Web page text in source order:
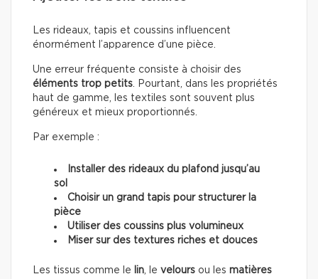
Les rideaux, tapis et coussins influencent
énormément l’apparence d’une pièce.
Une erreur fréquente consiste à choisir des
éléments trop petits. Pourtant, dans les propriétés
haut de gamme, les textiles sont souvent plus
généreux et mieux proportionnés.
Par exemple :
Installer des rideaux du plafond jusqu’au
sol
Choisir un grand tapis pour structurer la
pièce
Utiliser des coussins plus volumineux
Miser sur des textures riches et douces
Les tissus comme le lin, le velours ou les matières